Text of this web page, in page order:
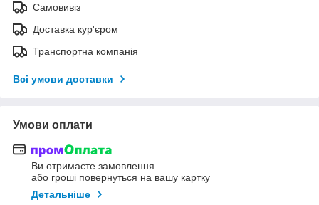
Самовивіз
Доставка кур'єром
Транспортна компанія
Всі умови доставки
Умови оплати
Ви отримаєте замовлення
або гроші повернуться на вашу картку
Детальніше